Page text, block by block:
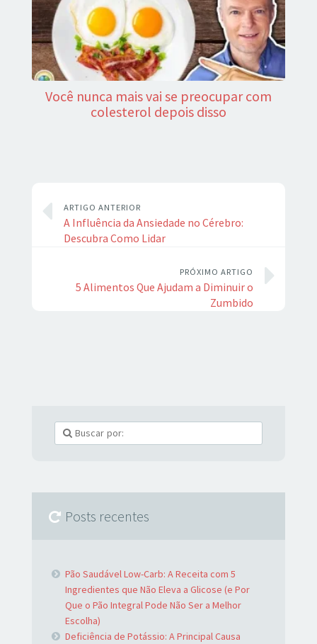
Você nunca mais vai se preocupar com
colesterol depois disso
ARTIGO ANTERIOR
A Influência da Ansiedade no Cérebro:
Descubra Como Lidar
PRÓXIMO ARTIGO
5 Alimentos Que Ajudam a Diminuir o
Zumbido
Posts recentes
Pão Saudável Low-Carb: A Receita com 5
Ingredientes que Não Eleva a Glicose (e Por
Que o Pão Integral Pode Não Ser a Melhor
Escolha)
Deficiência de Potássio: A Principal Causa